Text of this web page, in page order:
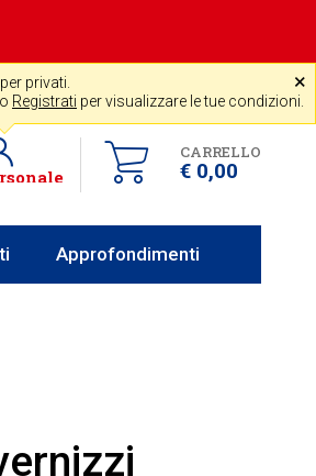
0341 256700 ˟
privati.
o Registrati per visualizzare le tue condizioni.
CARRELLO
€ 0,00
Approfondimenti